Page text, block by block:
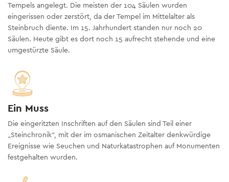
Tempels angelegt. Die meisten der 104 Säulen wurden
eingerissen oder zerstört, da der Tempel im Mittelalter als
Steinbruch diente. Im 15. Jahrhundert standen nur noch 20
Säulen. Heute gibt es dort noch 15 aufrecht stehende und eine
umgestürzte Säule.
Ein Muss
Die eingeritzten Inschriften auf den Säulen sind Teil einer
„Steinchronik“, mit der im osmanischen Zeitalter denkwürdige
Ereignisse wie Seuchen und Naturkatastrophen auf Monumenten
festgehalten wurden.